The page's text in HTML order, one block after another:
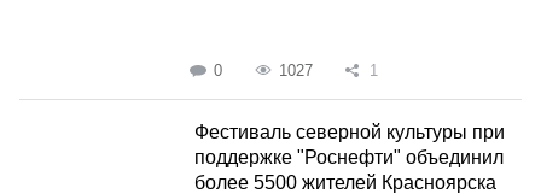
0 1027 1
Фестиваль северной культуры при
поддержке "Роснефти" объединил
более 5500 жителей Красноярска